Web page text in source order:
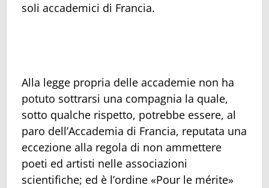
soli accademici di Francia.
Alla legge propria delle accademie non ha
potuto sottrarsi una compagnia la quale,
sotto qualche rispetto, potrebbe essere, al
paro dell’Accademia di Francia, reputata una
eccezione alla regola di non ammettere
poeti ed artisti nelle associazioni
scientifiche; ed è l’ordine «Pour le mérite»